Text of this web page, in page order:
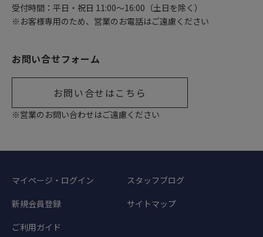
受付時間：平日・祝日 11:00〜16:00（土日を除く）
※お客様専用のため、営業のお電話はご遠慮ください
お問い合せフォーム
お問い合せはこちら
※営業のお問い合わせはご遠慮ください
マイページ・ログイン
新規会員登録
ご利用ガイド
スタッフブログ
サイトマップ